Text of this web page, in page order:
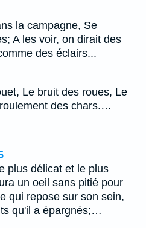
la campagne, Se
A les voir, on dirait des
des éclairs...
Le bruit des roues, Le
des chars.…
plus délicat et le plus
un oeil sans pitié pour
qui repose sur son sein,
qu'il a épargnés;…